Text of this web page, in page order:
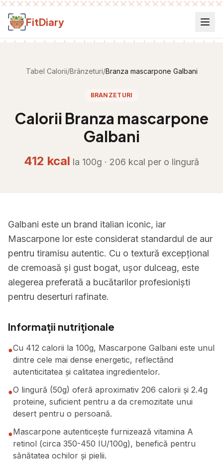
Salt la conținut
FitDiary
Tabel Calorii/Brânzeturi/Branza mascarpone Galbani
BRANZETURI
Calorii Branza mascarpone
Galbani
412 kcal la 100g · 206 kcal per o lingură
Galbani este un brand italian iconic, iar
Mascarpone lor este considerat standardul de aur
pentru tiramisu autentic. Cu o textură excepțional
de cremoasă și gust bogat, ușor dulceag, este
alegerea preferată a bucătarilor profesioniști
pentru deserturi rafinate.
Informații nutriționale
●Cu 412 calorii la 100g, Mascarpone Galbani este unul
dintre cele mai dense energetic, reflectând
autenticitatea și calitatea ingredientelor.
●O lingură (50g) oferă aproximativ 206 calorii și 2.4g
proteine, suficient pentru a da cremozitate unui
desert pentru o persoană.
●Mascarpone autenticește furnizează vitamina A
retinol (circa 350-450 IU/100g), benefică pentru
sănătatea ochilor și pielii.